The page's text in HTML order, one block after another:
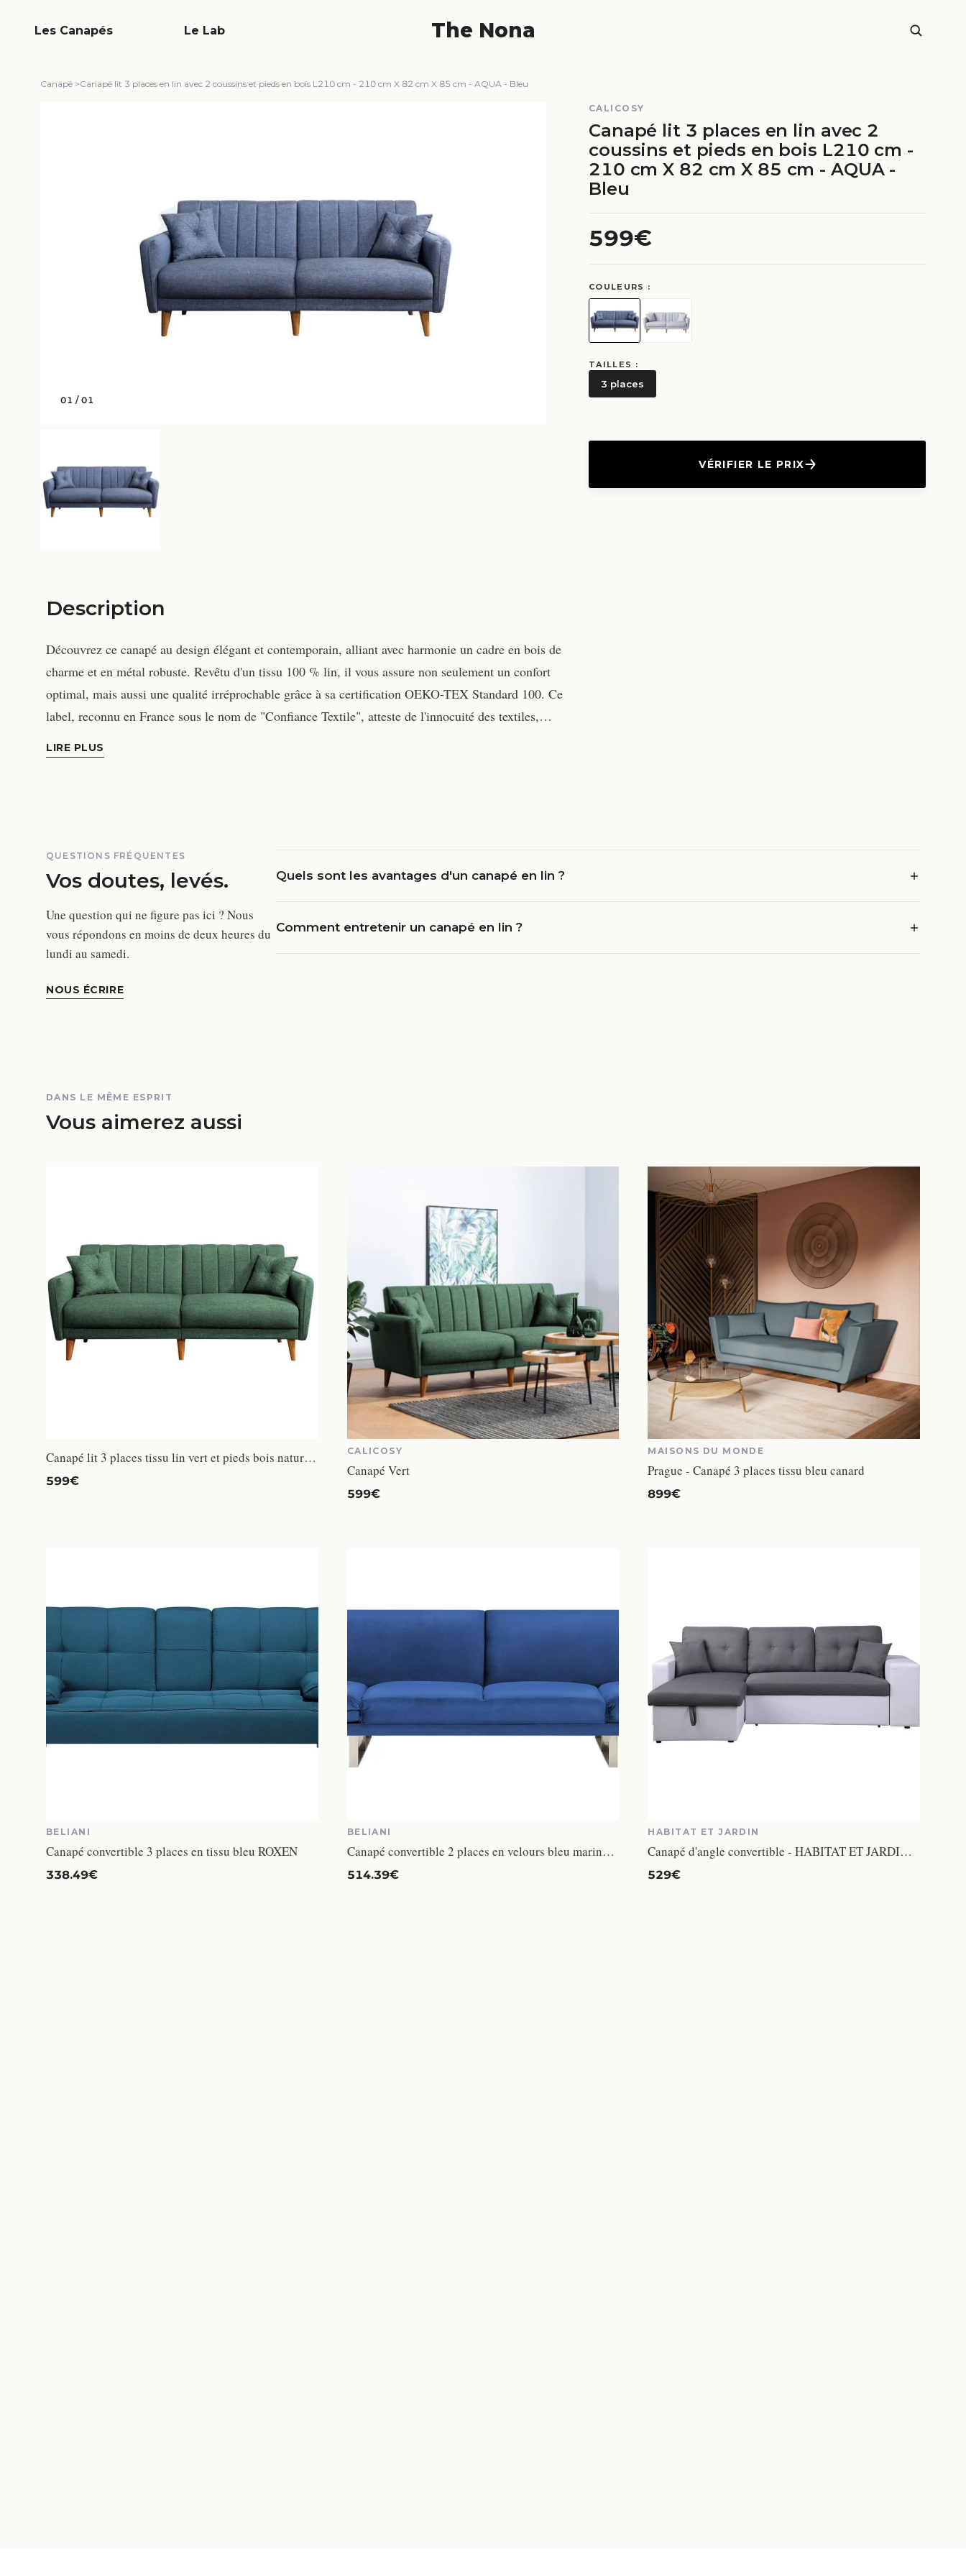
The Nona
Les Canapés Le Lab
Canapé >Canapé lit 3 places en lin avec 2 coussins et pieds en bois L210 cm - 210 cm X 82 cm X 85 cm - AQUA - Bleu
01 /01
CALICOSY
Canapé lit 3 places en lin avec 2
coussins et pieds en bois L210 cm -
210 cm X 82 cm X 85 cm - AQUA -
Bleu
599€
COULEURS :
TAILLES :
3 places
VÉRIFIER LE PRIX
Description
Découvrez ce canapé au design élégant et contemporain, alliant avec harmonie un cadre en bois de
charme et en métal robuste. Revêtu d'un tissu 100 % lin, il vous assure non seulement un confort
optimal, mais aussi une qualité irréprochable grâce à sa certification OEKO-TEX Standard 100. Ce
label, reconnu en France sous le nom de "Confiance Textile", atteste de l'innocuité des textiles,…
LIRE PLUS
QUESTIONS FRÉQUENTES
Vos doutes, levés.
Une question qui ne figure pas ici ? Nous
vous répondons en moins de deux heures du
lundi au samedi.
NOUS ÉCRIRE
Quels sont les avantages d'un canapé en lin ?
Comment entretenir un canapé en lin ?
DANS LE MÊME ESPRIT
Vous aimerez aussi
Canapé lit 3 places tissu lin vert et pieds bois naturel Shekal
599€
CALICOSY
Canapé Vert
599€
MAISONS DU MONDE
Prague - Canapé 3 places tissu bleu canard
899€
BELIANI
Canapé convertible 3 places en tissu bleu ROXEN
338.49€
BELIANI
Canapé convertible 2 places en velours bleu marine YORK
514.39€
HABITAT ET JARDIN
Canapé d'angle convertible - HABITAT ET JARDIN - Axel - Blanc - Coffre de rangement - Méridienne
529€